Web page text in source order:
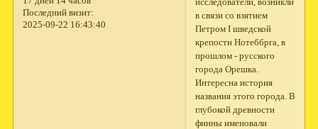
Последний визит:
2025-09-22 16:43:40
в связи со взятием
Петром I шведской
крепости Нотеббрга, в
прошлом - русского
города Орешка.
Интересна история
названия этого города. В
глубокой древности
финны именовали